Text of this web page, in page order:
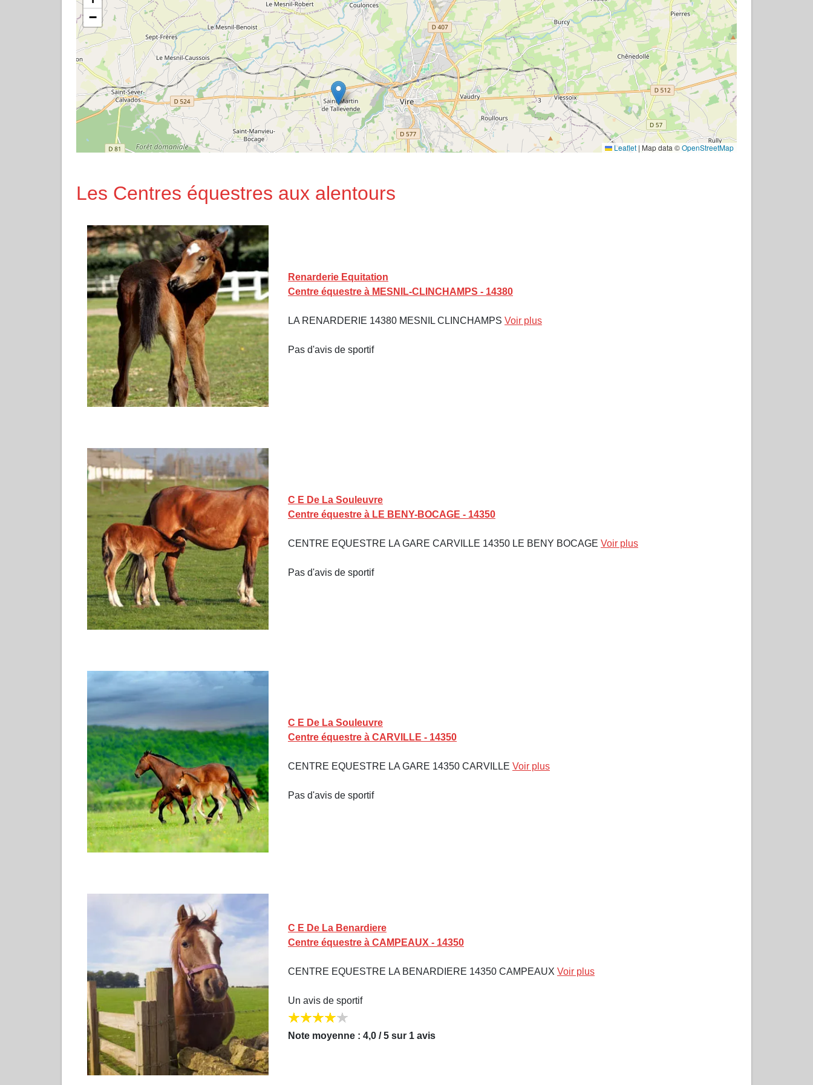
−
Leaflet | Map data ©OpenStreetMap
Les Centres équestres aux alentours
Renarderie Equitation
Centre équestre à MESNIL-CLINCHAMPS - 14380
LA RENARDERIE 14380 MESNIL CLINCHAMPS Voir plus
Pas d'avis de sportif
C E De La Souleuvre
Centre équestre à LE BENY-BOCAGE - 14350
CENTRE EQUESTRE LA GARE CARVILLE 14350 LE BENY BOCAGE Voir plus
Pas d'avis de sportif
C E De La Souleuvre
Centre équestre à CARVILLE - 14350
CENTRE EQUESTRE LA GARE 14350 CARVILLE Voir plus
Pas d'avis de sportif
C E De La Benardiere
Centre équestre à CAMPEAUX - 14350
CENTRE EQUESTRE LA BENARDIERE 14350 CAMPEAUX Voir plus
Un avis de sportif
Note moyenne : 4,0 / 5 sur 1 avis